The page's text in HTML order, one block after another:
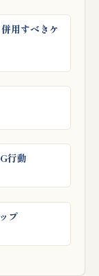
用すべきケ
行動
プ